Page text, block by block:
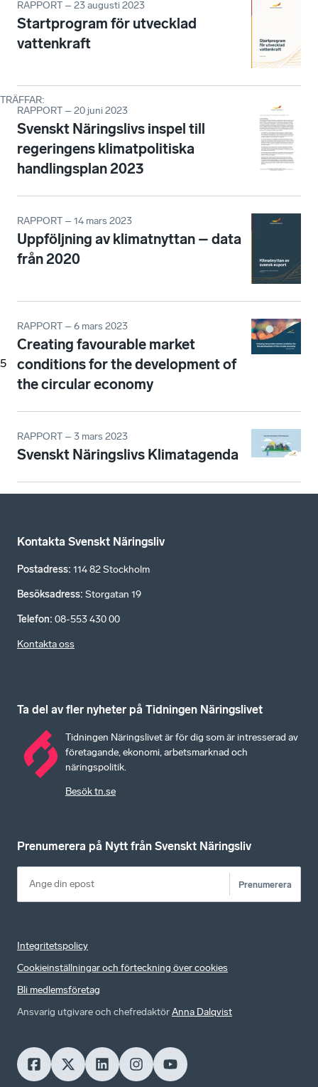
TRÄFFAR:
5
RAPPORT – 23 augusti 2023
Startprogram för utvecklad
vattenkraft
RAPPORT – 20 juni 2023
Svenskt Näringslivs inspel till
regeringens klimatpolitiska
handlingsplan 2023
RAPPORT – 14 mars 2023
Uppföljning av klimatnyttan – data
från 2020
RAPPORT – 6 mars 2023
Creating favourable market
conditions for the development of
the circular economy
RAPPORT – 3 mars 2023
Svenskt Näringslivs Klimatagenda
Kontakta Svenskt Näringsliv
Postadress: 114 82 Stockholm
Besöksadress: Storgatan 19
Telefon: 08-553 430 00
Kontakta oss
Ta del av fler nyheter på Tidningen Näringslivet
Tidningen Näringslivet är för dig som är intresserad av
företagande, ekonomi, arbetsmarknad och
näringspolitik.
Besök tn.se
Prenumerera på Nytt från Svenskt Näringsliv
Prenumerera
Integritetspolicy
Cookieinställningar och förteckning över cookies
Bli medlemsföretag
Ansvarig utgivare och chefredaktörAnna Dalqvist